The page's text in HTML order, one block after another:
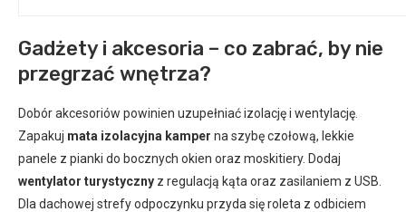
Gadżety i akcesoria – co zabrać, by nie
przegrzać wnętrza?
Dobór akcesoriów powinien uzupełniać izolację i wentylację.
Zapakuj mata izolacyjna kamper na szybę czołową, lekkie
panele z pianki do bocznych okien oraz moskitiery. Dodaj
wentylator turystyczny z regulacją kąta oraz zasilaniem z USB.
Dla dachowej strefy odpoczynku przyda się roleta z odbiciem